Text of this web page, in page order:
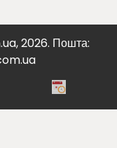
2026. Пошта: